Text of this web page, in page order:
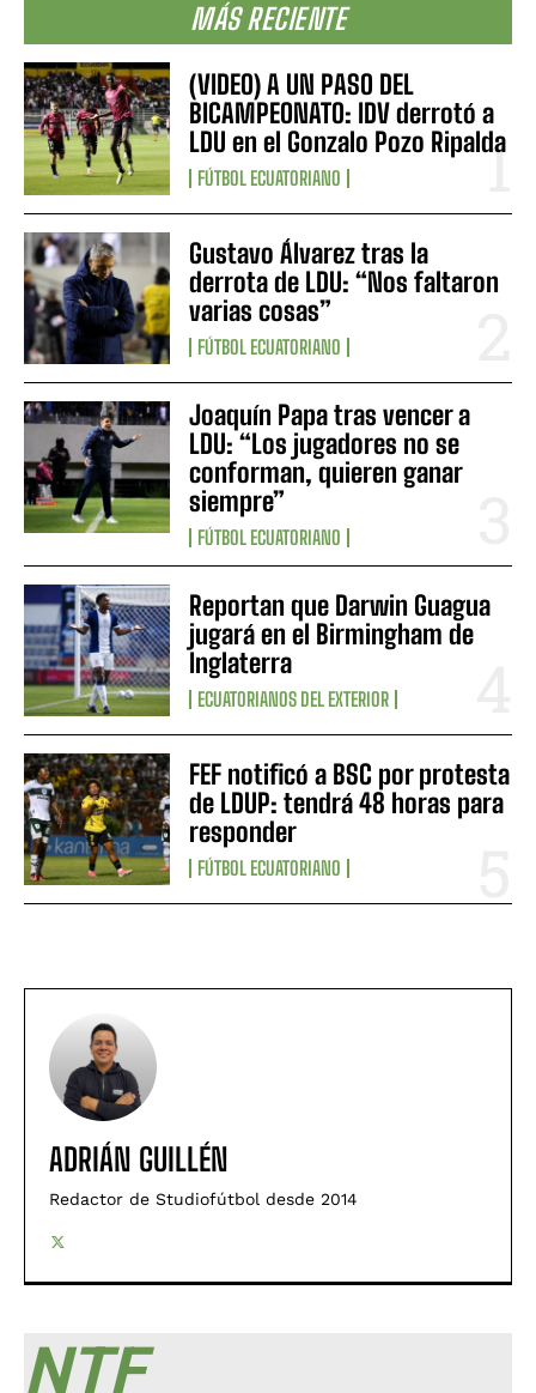
MÁS RECIENTE
(VIDEO) A UN PASO DEL
BICAMPEONATO: IDV derrotó a
LDU en el Gonzalo Pozo Ripalda
FÚTBOL ECUATORIANO
Gustavo Álvarez tras la
derrota de LDU: “Nos faltaron
varias cosas”
FÚTBOL ECUATORIANO
Joaquín Papa tras vencer a
LDU: “Los jugadores no se
conforman, quieren ganar
siempre”
FÚTBOL ECUATORIANO
Reportan que Darwin Guagua
jugará en el Birmingham de
Inglaterra
ECUATORIANOS DEL EXTERIOR
FEF notificó a BSC por protesta
de LDUP: tendrá 48 horas para
responder
FÚTBOL ECUATORIANO
ADRIÁN GUILLÉN
Redactor de Studiofútbol desde 2014
NTF